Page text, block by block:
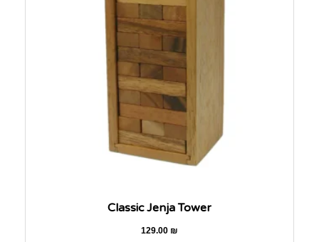
Classic Jenja Tower
129.00₪